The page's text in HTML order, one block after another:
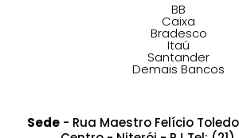
BB
Caixa
Bradesco
Itaú
Santander
Demais Bancos
Sede- Rua Maestro Felício